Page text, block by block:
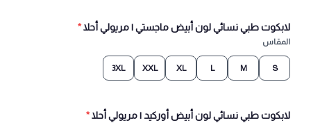
لابكوت طبي نسائي لون أبيض ماجستي | مريولي أحلا*
المقاس
S
M
L
XL
XXL
3XL
لابكوت طبي نسائي لون أبيض أوركيد | مريولي أحلا*